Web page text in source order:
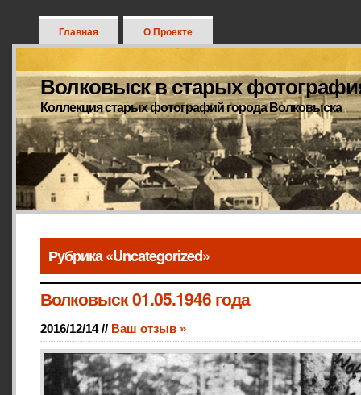
Главная О Проекте
Волковыск в старых
Коллекция старых фотографий города Волковыска
Рубрика «Uncategorized»
Волковыск 01.05.1946 года
2016/12/14 // Ваш отзыв »